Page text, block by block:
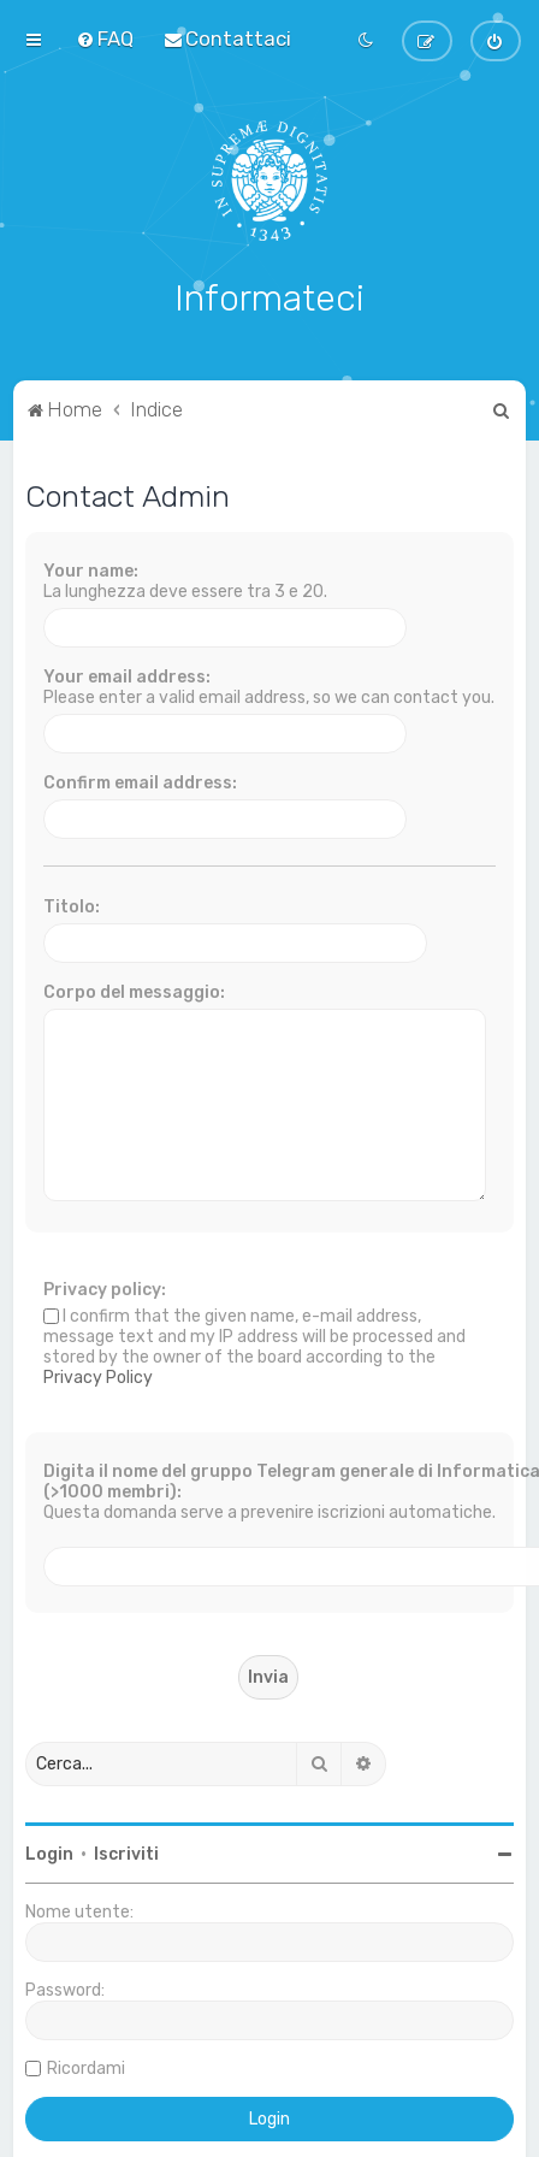
FAQ Contattaci
Informateci
Home Indice
Contact Admin
Your name:
La lunghezza deve essere tra 3 e 20.
Your email address:
Please enter a valid email address, so we can contact you.
Confirm email address:
Titolo:
Corpo del messaggio:
Privacy policy:
I confirm that the given name, e-mail address,
message text and my IP address will be processed and
stored by the owner of the board according to the
Privacy Policy
Digita il nome del gruppo Telegram generale di
(>1000 membri):
Questa domanda serve a prevenire iscrizioni automatiche.
Cerca
Login • Iscriviti
Nome utente:
Password:
Ricordami